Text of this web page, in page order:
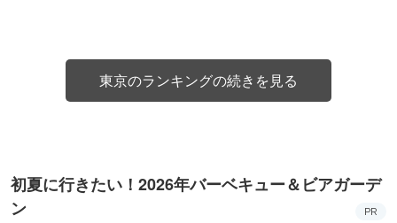
東京のランキングの続きを見る
初夏に行きたい！2026年バーベキュー＆ビアガーデ
ン
PR